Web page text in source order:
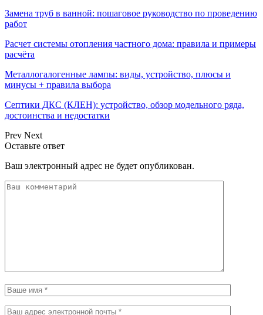
Замена труб в ванной: пошаговое руководство по проведению
работ
Расчет системы отопления частного дома: правила и примеры
расчёта
Металлогалогенные лампы: виды, устройство, плюсы и
минусы + правила выбора
Септики ДКС (КЛЕН): устройство, обзор модельного ряда,
достоинства и недостатки
Prev Next
Оставьте ответ
Ваш электронный адрес не будет опубликован.